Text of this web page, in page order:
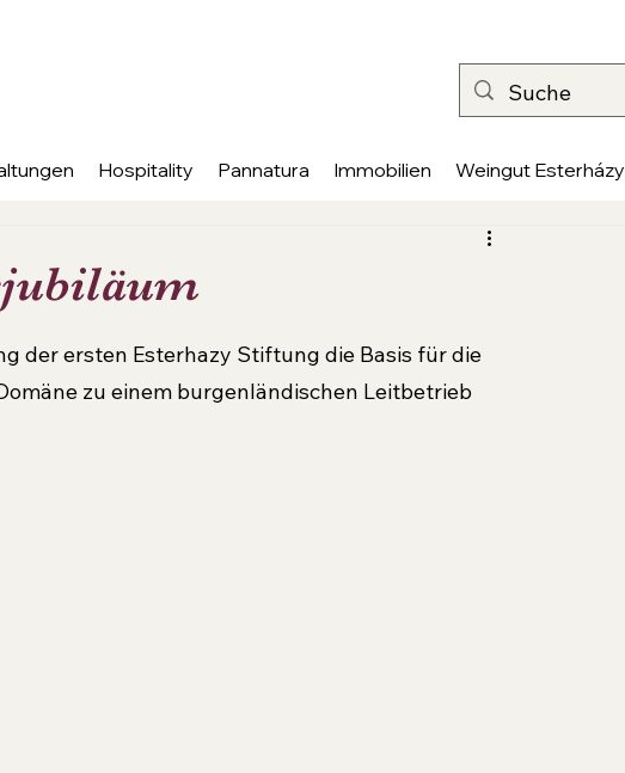
Hospitality Pannatura Immobilien Weingut Esterházy
der ersten Esterhazy Stiftung die Basis für die
zu einem burgenländischen Leitbetrieb